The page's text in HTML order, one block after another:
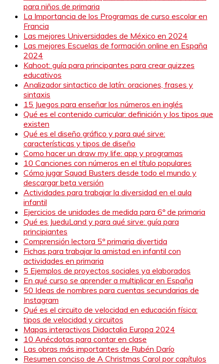
para niños de primaria
La Importancia de los Programas de curso escolar en
Francia
Las mejores Universidades de México en 2024
Las mejores Escuelas de formación online en España
2024
Kahoot: guía para principantes para crear quizzes
educativos
Analizador sintactico de latín: oraciones, frases y
sintaxis
15 Juegos para enseñar los números en inglés
Qué es el contenido curricular: definición y los tipos que
existen
Qué es el diseño gráfico y para qué sirve:
características y tipos de diseño
Como hacer un draw my life: app y programas
10 Canciones con números en el título populares
Cómo jugar Squad Busters desde todo el mundo y
descargar beta versión
Actividades para trabajar la diversidad en el aula
infantil
Ejercicios de unidades de medida para 6º de primaria
Qué es JueduLand y para qué sirve: guía para
principiantes
Comprensión lectora 5º primaria divertida
Fichas para trabajar la amistad en infantil con
actividades en primaria
5 Ejemplos de proyectos sociales ya elaborados
En qué curso se aprender a multiplicar en España
50 Ideas de nombres para cuentas secundarias de
Instagram
Qué es el circuito de velocidad en educación física:
tipos de velocidad y circuitos
Mapas interactivos Didactalia Europa 2024
10 Anécdotas para contar en clase
Las obras más importantes de Rubén Darío
Resumen conciso de A Christmas Carol por capítulos